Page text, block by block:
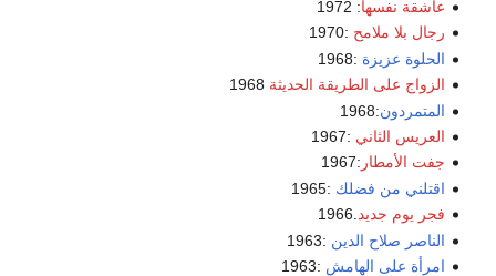
عاشقة نفسها: 1972
رجال بلا ملامح:1970
الحلوة عزيزة:1968
الزواج على الطريقة الحديثة1968
المتمردون :1968
العريس الثاني:1967
جفت الأمطار:1967
اقتلني من فضلك:1965
فجر يوم جديد .1966
الناصر صلاح الدين:1963
امرأة على الهامش:1963